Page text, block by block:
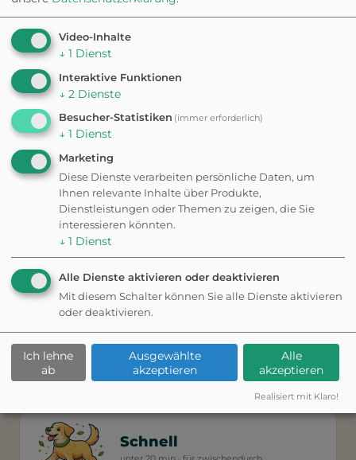
Eine Runde, perfekt
füreure Stimmung.
3.039 Runden
bereits generiert
Kostenlos
Kein Abo nötig
Statt jeden Tag die gleiche Runde: Sag der App, wie viel
Zeit ihr habt und worauf ihr Lust habt: wir bauen euch
Wie viel Power habt ihr?
Entspannt
20-30 min · gemütlicher Spaziergang
Schnell
Video-Inhalte
↓ 1 Dienst
Interaktive Funktionen
↓ 2 Dienste
Besucher-Statistiken (immer erforderlich)
↓ 1 Dienst
Marketing
Diese Dienste verarbeiten persönliche Daten, um
Ihnen relevante Inhalte über Produkte,
Dienstleistungen oder Themen zu zeigen, die Sie
interessieren könnten.
↓ 1 Dienst
Alle Dienste aktivieren oder deaktivieren
Mit diesem Schalter können Sie alle Dienste aktivieren
oder deaktivieren.
Ich lehne
ab
Ausgewählte
akzeptieren
Alle
akzeptieren
Realisiert mit Klaro!